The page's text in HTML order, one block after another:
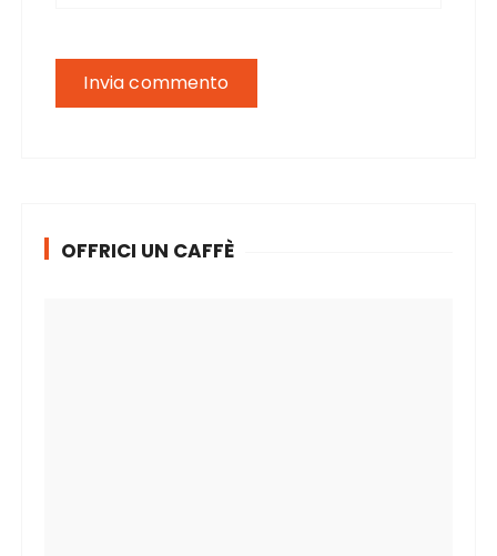
OFFRICI UN CAFFÈ